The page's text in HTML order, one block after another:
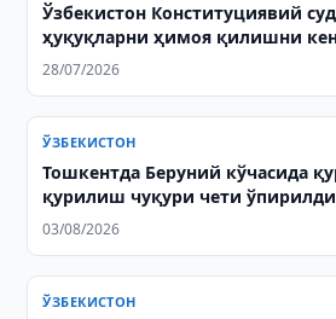
Ўзбекистон Конституциявий
ҳуқуқларни ҳимоя қилишни
28/07/2026
ЎЗБЕКИСТОН
Тошкентда Беруний кўчасида
қурилиш чуқури чети ўпирилди
03/08/2026
ЎЗБЕКИСТОН